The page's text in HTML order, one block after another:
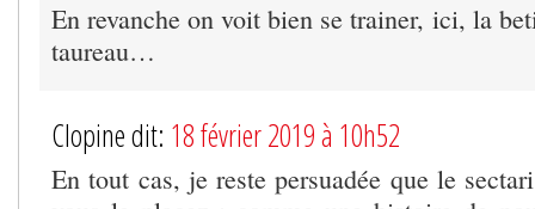
En revanche on voit bien se trainer, ici, la
taureau…
Clopine dit: 18 février 2019 à 10h52
En tout cas, je reste persuadée que le